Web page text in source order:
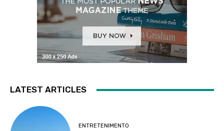
LATEST ARTICLES
ENTRETENIMENTO